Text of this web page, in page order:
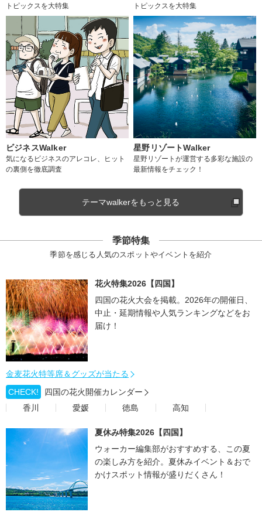
トピックスを大特集
トピックスを大特集
ビジネスWalker
気になるビジネスのアレコレ、ヒット
の裏側を徹底調査
星野リゾートWalker
星野リゾートが運営する多彩な施設の
最新情報をチェック！
テーマwalkerをもっと見る
季節特集
季節を感じる人気のスポットやイベントを紹介
花火特集2026【四国】
四国の花火大会を掲載。2026年の開催日、
中止・延期情報や人気ランキングなどをお
届け！
金麦花火特等席＆グッズが当たる
CHECK!
四国の花火開催カレンダー
香川
愛媛 徳島 高知
夏休み特集2026【四国】
ウォーカー編集部がおすすめする、この夏
の楽しみ方を紹介。夏休みイベント＆おで
かけスポット情報が盛りだくさん！